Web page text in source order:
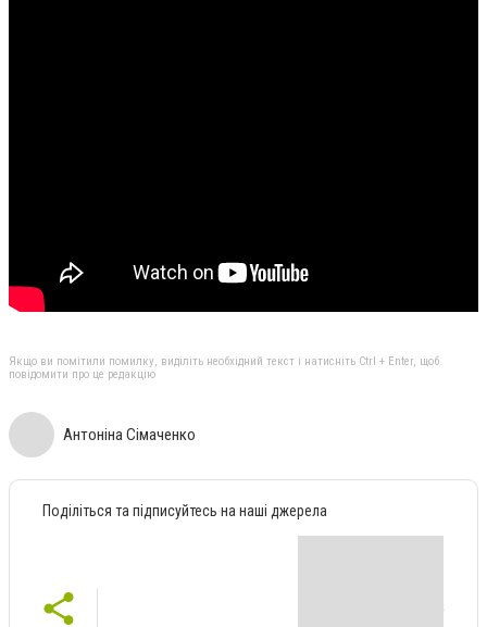
Якщо ви помітили помилку, виділіть необхідний текст і натисніть Ctrl + Enter, щоб
повідомити про це редакцію
Антоніна Сімаченко
Поділіться та підписуйтесь на наші джерела